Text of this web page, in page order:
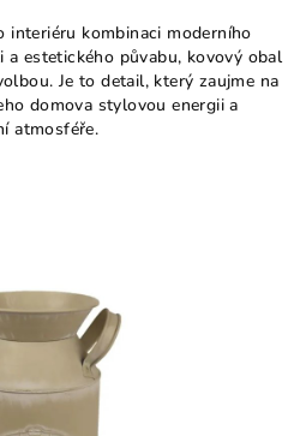
interiéru kombinaci moderního
estetického půvabu, kovový obal
Je to detail, který zaujme na
domova stylovou energii a
atmosféře.